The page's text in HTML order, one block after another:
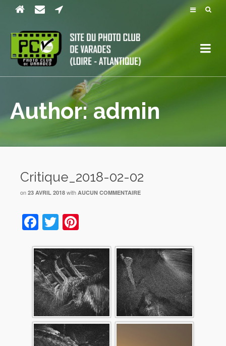
Author: admin
Critique_2018-02-02
on 23 AVRIL 2018 with AUCUN COMMENTAIRE
Facebook
Twitter